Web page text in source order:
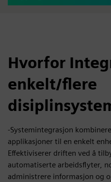
Hvorfor
enkelt/flere
-Systemintegrasjon
applikasjoner til en enkelt
Effektiviserer driften ved å
automatiserte arbeidsflyter,
administrere informasjon og